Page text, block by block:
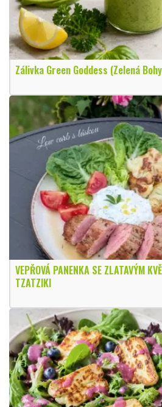
Zálivka Green Goddess (Zelená
VEPŘOVÁ PANENKA SE ZLATAVÝM
TZATZIKI